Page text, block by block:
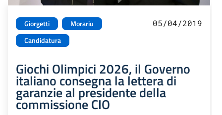
Giorgetti
Morariu
Candidatura
05/04/2019
Giochi Olimpici 2026, il Governo
italiano consegna la lettera di
garanzie al presidente della
commissione CIO